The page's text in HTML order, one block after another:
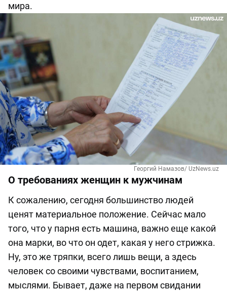
мира.
Георгий Намазов/ UzNews.uz
О требованиях женщин к мужчинам
К сожалению, сегодня большинство людей
ценят материальное положение. Сейчас мало
того, что у парня есть машина, важно еще какой
она марки, во что он одет, какая у него стрижка.
Ну, это же тряпки, всего лишь вещи, а здесь
человек со своими чувствами, воспитанием,
мыслями. Бывает, даже на первом свидании